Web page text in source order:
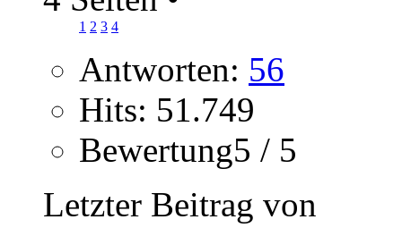
1 2 3 4
Antworten: 56
Hits: 51.749
Bewertung5 / 5
Letzter Beitrag von